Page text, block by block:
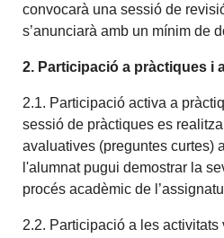
convocarà una sessió de
s’anunciarà amb un mínim de
2. Participació a pràctiques i
2.1. Participació activa a
sessió de pràctiques es
avaluatives (preguntes curtes)
l'alumnat pugui demostrar la
procés acadèmic de
2.2. Participació a les activitats